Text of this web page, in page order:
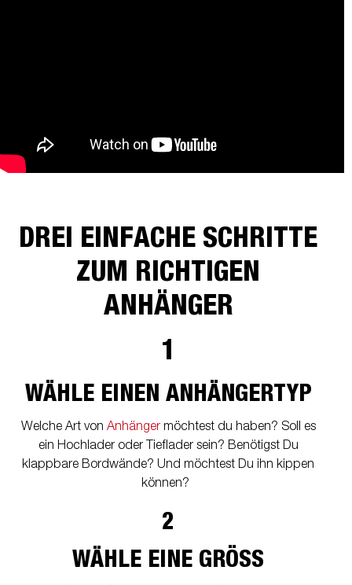
DREI EINFACHE SCHRITTE
ZUM RICHTIGEN
ANHÄNGER
1
WÄHLE EINEN ANHÄNGERTYP
Welche Art von Anhängermöchtest du haben? Soll es
ein Hochlader oder Tieflader sein? Benötigst Du
klappbare Bordwände? Und möchtest Du ihn kippen
können?
2
WÄHLE EINE GRÖSS